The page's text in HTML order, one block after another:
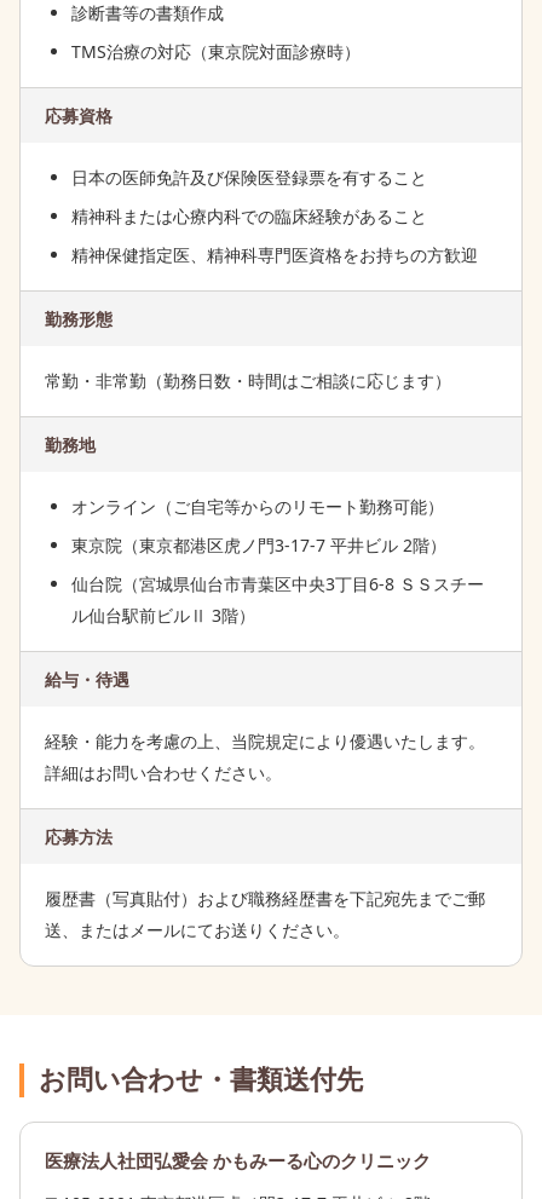
診断書等の書類作成
TMS治療の対応（東京院対面診療時）
応募資格
日本の医師免許及び保険医登録票を有すること
精神科または心療内科での臨床経験があること
精神保健指定医、精神科専門医資格をお持ちの方歓迎
勤務形態
常勤・非常勤（勤務日数・時間はご相談に応じます）
勤務地
オンライン（ご自宅等からのリモート勤務可能）
東京院（東京都港区虎ノ門3-17-7 平井ビル 2階）
仙台院（宮城県仙台市青葉区中央3丁目6-8 ＳＳスチー
ル仙台駅前ビルⅡ 3階）
給与・待遇
経験・能力を考慮の上、当院規定により優遇いたします。
詳細はお問い合わせください。
応募方法
履歴書（写真貼付）および職務経歴書を下記宛先までご郵
送、またはメールにてお送りください。
お問い合わせ・書類送付先
医療法人社団弘愛会 かもみーる心のクリニック